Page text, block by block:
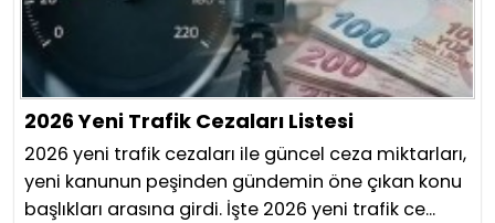
2026 Yeni Trafik Cezaları Listesi
2026 yeni trafik cezaları ile güncel ceza miktarları,
yeni kanunun peşinden gündemin öne çıkan konu
başlıkları arasına girdi. İşte 2026 yeni trafik ce...